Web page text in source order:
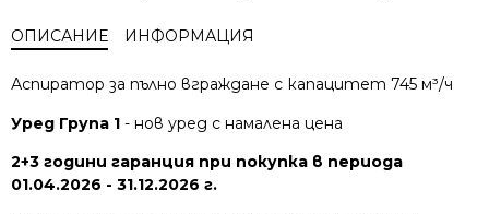
ОПИСАНИЕ ИНФОРМАЦИЯ
Аспиратор за пълно вграждане с капацитет 745 м³/ч
Уред Група 1 - нов уред с намалена цена
2+3 години гаранция при покупка в периода
01.04.2026 - 31.12.2026 г.